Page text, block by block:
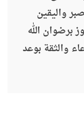
واليقين
برضوان الله
والثقة بوعد